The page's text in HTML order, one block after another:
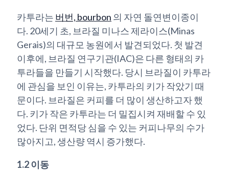
카투라는 버번, bourbon 의 자연 돌연변이종이
다. 20세기 초, 브라질 미나스 제라이스(Minas
Gerais)의 대규모 농원에서 발견되었다. 첫 발견
이후에, 브라질 연구기관(IAC)은 다른 형태의 카
투라들을 만들기 시작했다. 당시 브라질이 카투라
에 관심을 보인 이유는, 카투라의 키가 작았기 때
문이다. 브라질은 커피를 더 많이 생산하고자 했
다. 키가 작은 카투라는 더 밀집시켜 재배할 수 있
었다. 단위 면적당 심을 수 있는 커피나무의 수가
많아지고, 생산량 역시 증가했다.
1.2 이동